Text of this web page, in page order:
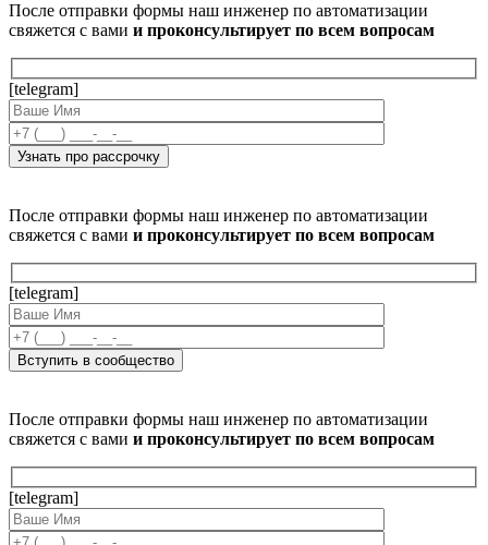
После отправки формы наш инженер по автоматизации
свяжется с вами и проконсультирует по всем вопросам
[telegram]
После отправки формы наш инженер по автоматизации
свяжется с вами и проконсультирует по всем вопросам
[telegram]
После отправки формы наш инженер по автоматизации
свяжется с вами и проконсультирует по всем вопросам
[telegram]